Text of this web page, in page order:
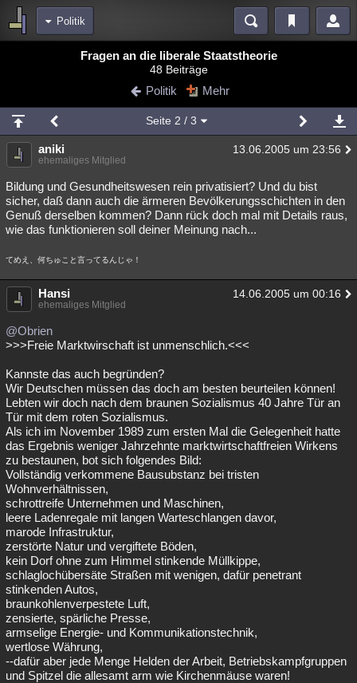
Politik
Blogs
Chat Wiki Neuigkeiten
meine Rubriken
Menschen Mystery Kriminalfälle
Spiritualität Verschwörungen Technologie Ufologie
Natur Umfragen Unterhaltung
Philosophie Träume
Astronomie Gaming Filme
Musik
Übersichten
Besucht Teilgenommen
Lesenswert Schlüsselwörter
Fragen an die liberale Staatstheorie
48 Beiträge
Politik Mehr
Seite 2 / 3
aniki 13.06.2005 um 23:56
ehemaliges Mitglied
Bildung und Gesundheitswesen rein privatisiert? Und du bist
sicher, daß dann auch die ärmeren Bevölkerungsschichten in den
Genuß derselben kommen? Dann rück doch mal mit Details raus,
wie das funktionieren soll deiner Meinung nach...
てめえ、何ちゅこと言ってるんじゃ！
Hansi 14.06.2005 um 00:16
ehemaliges Mitglied
@Obrien
>>>Freie Marktwirschaft ist unmenschlich.<<<
Kannste das auch begründen?
Wir Deutschen müssen das doch am besten beurteilen können!
Lebten wir doch nach dem braunen Sozialismus 40 Jahre Tür an
Tür mit dem roten Sozialismus.
Als ich im November 1989 zum ersten Mal die Gelegenheit hatte
das Ergebnis weniger Jahrzehnte marktwirtschaftfreien Wirkens
zu bestaunen, bot sich folgendes Bild:
Vollständig verkommene Bausubstanz bei tristen
Wohnverhältnissen,
schrottreife Unternehmen und Maschinen,
leere Ladenregale mit langen Warteschlangen davor,
marode Infrastruktur,
zerstörte Natur und vergiftete Böden,
kein Dorf ohne zum Himmel stinkende Müllkippe,
schlaglochübersäte Straßen mit wenigen, dafür penetrant
stinkenden Autos,
braunkohlenverpestete Luft,
zensierte, spärliche Presse,
armselige Energie- und Kommunikationstechnik,
wertlose Währung,
--dafür aber jede Menge Helden der Arbeit, Betriebskampfgruppen
und Spitzel die allesamt arm wie Kirchenmäuse waren!